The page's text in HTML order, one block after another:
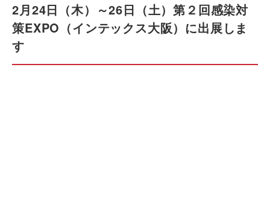
2月24日（木）～26日（土）第２回感染対
策EXPO（インテックス大阪）に出展しま
す